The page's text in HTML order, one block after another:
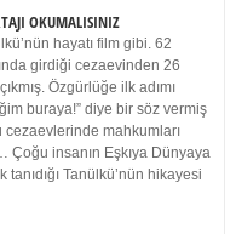
OKUMALISINIZ
hayatı film gibi. 62
girdiği cezaevinden 26
Özgürlüğe ilk adımı
buraya!” diye bir söz vermiş
mahkumları
insanın Eşkıya Dünyaya
Tanülkü’nün hikayesi